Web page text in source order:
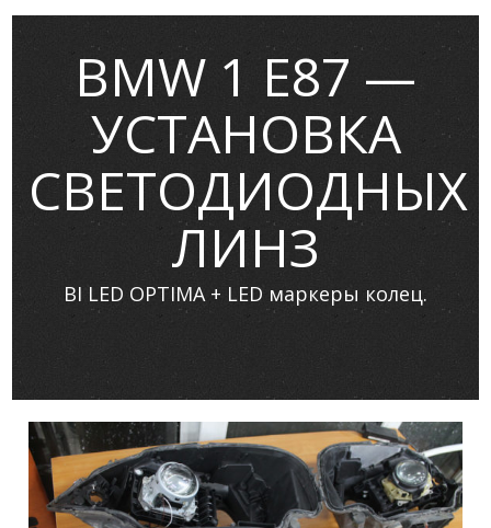
BMW 1 E87 —
УСТАНОВКА
СВЕТОДИОДНЫХ
ЛИНЗ
BI LED OPTIMA + LED маркеры колец.